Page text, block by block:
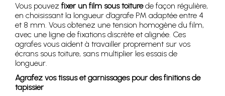
Vous pouvez fixer un film sous toiturede façon régulière,
en choisissant la longueur d’agrafe PM adaptée entre 4
et 8 mm. Vous obtenez une tension homogène du film,
avec une ligne de fixations discrète et alignée. Ces
agrafes vous aident à travailler proprement sur vos
écrans sous toiture, sans multiplier les essais de
longueur.
Agrafez vos tissus et garnissages pour des finitions de
tapissier